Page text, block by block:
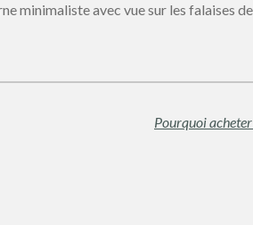
minimaliste avec vue sur les falaises
Pourquoi